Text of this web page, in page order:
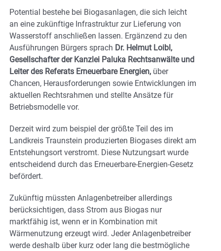
Potential bestehe bei Biogasanlagen, die sich leicht
an eine zukünftige Infrastruktur zur Lieferung von
Wasserstoff anschließen lassen. Ergänzend zu den
Ausführungen Bürgers sprach Dr. Helmut Loibl,
Gesellschafter der Kanzlei Paluka Rechtsanwälte und
Leiter des Referats Erneuerbare Energien, über
Chancen, Herausforderungen sowie Entwicklungen im
aktuellen Rechtsrahmen und stellte Ansätze für
Betriebsmodelle vor.
Derzeit wird zum beispiel der größte Teil des im
Landkreis Traunstein produzierten Biogases direkt am
Entstehungsort verstromt. Diese Nutzungsart wurde
entscheidend durch das Erneuerbare-Energien-Gesetz
befördert.
Zukünftig müssten Anlagenbetreiber allerdings
berücksichtigen, dass Strom aus Biogas nur
marktfähig ist, wenn er in Kombination mit
Wärmenutzung erzeugt wird. Jeder Anlagenbetreiber
werde deshalb über kurz oder lang die bestmögliche